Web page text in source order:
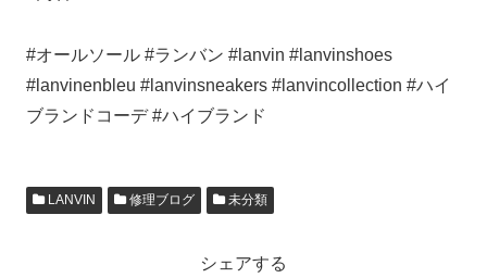
#オールソール #ランバン #lanvin #lanvinshoes
#lanvinenbleu #lanvinsneakers #lanvincollection #ハイ
ブランドコーデ #ハイブランド
LANVIN 修理ブログ 未分類
シェアする